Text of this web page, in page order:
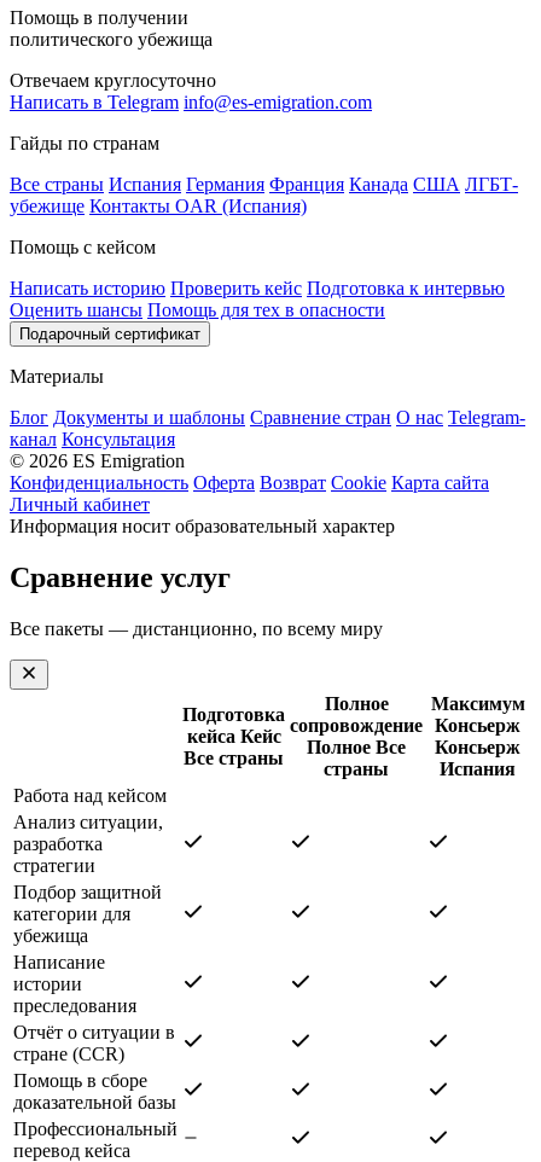
Помощь в получении
политического убежища
Отвечаем круглосуточно
Написать в Telegram info@es-emigration.com
Гайды по странам
Все страны Испания Германия Франция Канада США ЛГБТ-
убежище Контакты OAR (Испания)
Помощь с кейсом
Написать историю Проверить кейс Подготовка к интервью
Оценить шансы Помощь для тех в опасности
Подарочный сертификат
Материалы
Блог Документы и шаблоны Сравнение стран О нас Telegram-
канал Консультация
© 2026 ES Emigration
Конфиденциальность Оферта Возврат Cookie Карта сайта
Личный кабинет
Информация носит образовательный характер
Сравнение услуг
Все пакеты — дистанционно, по всему миру
Подготовка
кейса Кейс
Все страны
Полное
сопровождение
Полное Все
страны
Максимум
Консьерж
Консьерж
Испания
Работа над кейсом
Анализ ситуации,
разработка
стратегии
Подбор защитной
категории для
убежища
Написание
истории
преследования
Отчёт о ситуации в
стране (CCR)
Помощь в сборе
доказательной базы
Профессиональный
перевод кейса